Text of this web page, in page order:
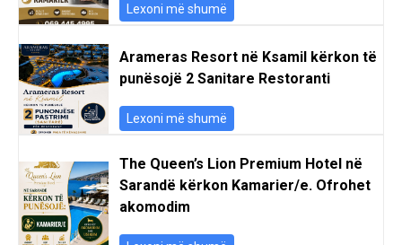
Lexoni më shumë
Arameras Resort në Ksamil kërkon të
punësojë 2 Sanitare Restoranti
Lexoni më shumë
The Queen’s Lion Premium Hotel në
Sarandë kërkon Kamarier/e. Ofrohet
akomodim